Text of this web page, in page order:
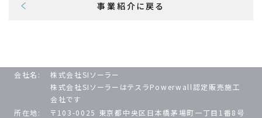
事業紹介に戻る
会社名:
株式会社SIソーラー
株式会社SIソーラーはテスラPowerwall認定販売施工
会社です
所在地:
〒103-0025 東京都中央区日本橋茅場町一丁目1番8号